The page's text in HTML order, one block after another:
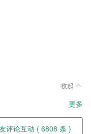
收起
更多
评论互动 ( 6808 条 )